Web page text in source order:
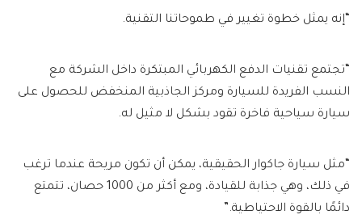
“إنه يمثل خطوة تغيير في طموحاتنا التقنية.
“تجتمع تقنيات الدفع الكهربائي المبتكرة داخل الشركة مع
النسب الفريدة للسيارة ومركز الجاذبية المنخفض للحصول على
سيارة سياحية فاخرة تقود بشكل لا مثيل له.
“مثل سيارة جاكوار الحقيقية، يمكن أن تكون مريحة عندما ترغب
في ذلك، وهي جذابة للقيادة، ومع أكثر من 1000 حصان، تتمتع
دائمًا بالقوة الاحتياطية.”